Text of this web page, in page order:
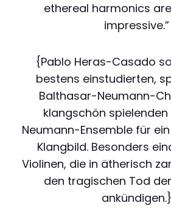
ethereal harmonics
impressive.”
{Pablo Heras-Casado
bestens einstudierten,
Balthasar-Neumann-
klangschön
Neumann-Ensemble für
Klangbild. Besonders
Violinen, die in ätherisch
den tragischen Tod
ankündigen.}